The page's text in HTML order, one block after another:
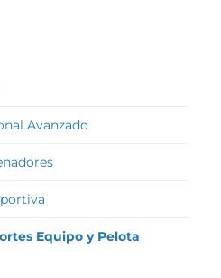
Avanzado
Equipo y Pelota